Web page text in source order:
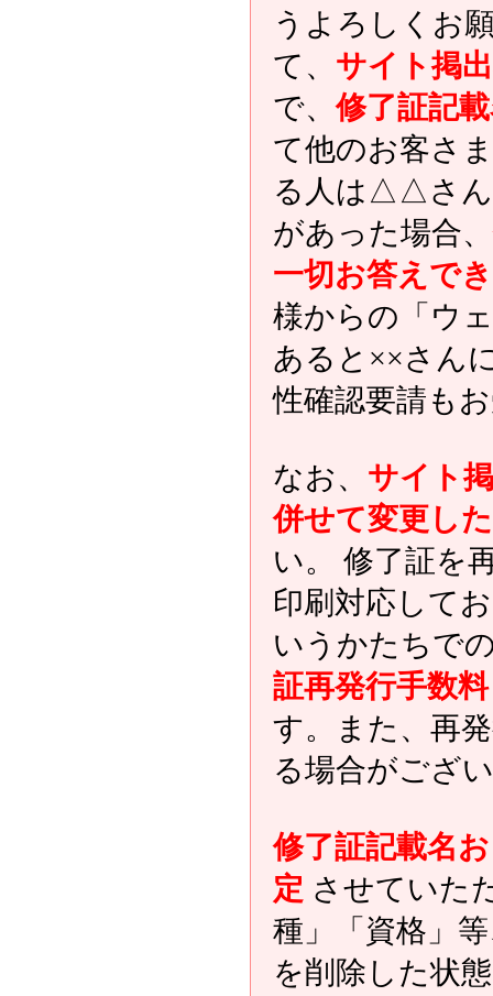
うよろしくお
て、 サイト掲
で、修了証記
て他のお客さ
る人は△△さん
があった場合、
一切お答えで
様からの「ウ
あると××さん
性確認要請も
なお、 サイト
併せて変更し
い。 修了証を
印刷対応して
いうかたちで
証再発行手数
す。また、再
る場合がござ
修了証記載名
定 させていた
種」「資格」
を削除した状